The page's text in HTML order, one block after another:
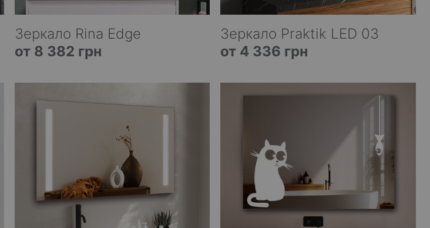
Зеркало Rina Edge
от 8 382 грн
Зеркало Praktik LED 03
от 4 336 грн